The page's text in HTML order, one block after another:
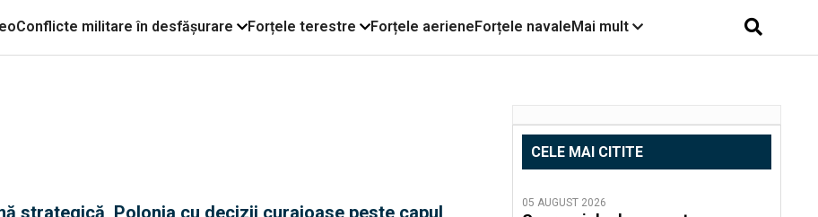
Conflicte militare în desfășurare Forțele terestre Forțele aerieneForțele navaleMai mult
strategică, Polonia cu decizii curajoase peste capul
CELE MAI CITITE
05 AUGUST 2026